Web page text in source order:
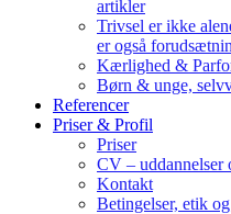
artikler
Trivsel er ikke
er også
Kærlighed &
Børn & unge,
Referencer
Priser & Profil
Priser
CV – uddannelser
Kontakt
Betingelser, etik